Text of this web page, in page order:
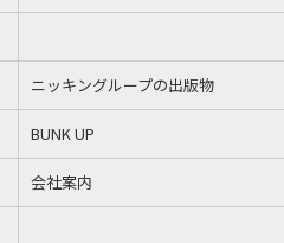
ニッキングループの出版物
BUNK UP
会社案内